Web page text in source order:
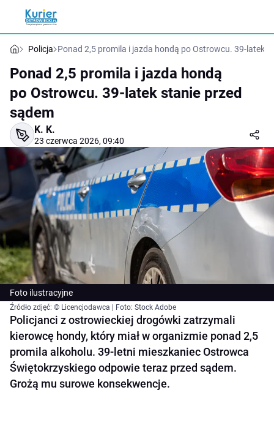
Policja Ponad 2,5 promila i jazda hondą po Ostrowcu. 39-latek
Ponad 2,5 promila i jazda hondą
po Ostrowcu. 39-latek stanie przed
sądem
K. K.
23 czerwca 2026, 09:40
Foto ilustracyjne
Źródło zdjęć: © Licencjodawca | Foto: Stock Adobe
Policjanci z ostrowieckiej drogówki zatrzymali
kierowcę hondy, który miał w organizmie ponad 2,5
promila alkoholu. 39-letni mieszkaniec Ostrowca
Świętokrzyskiego odpowie teraz przed sądem.
Grożą mu surowe konsekwencje.